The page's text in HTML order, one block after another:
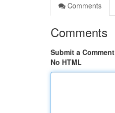
Comments
Comments
Submit a Comment
No HTML